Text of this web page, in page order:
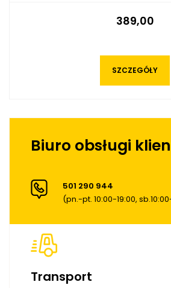
389,00
SZCZEGÓŁY
Biuro obsługi
501 290 944
(pn.-pt. 10:00-19:00,
Transport